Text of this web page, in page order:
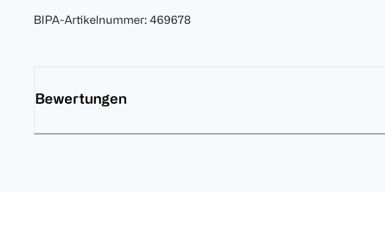
BIPA-Artikelnummer: 469678
Bewertungen